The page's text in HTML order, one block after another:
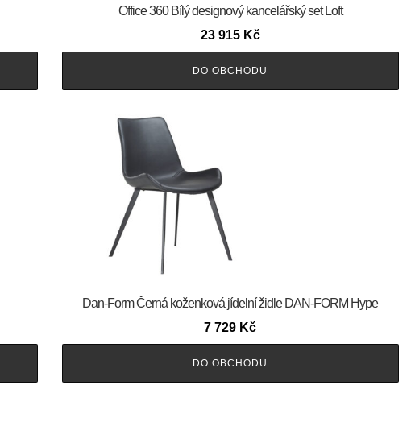
Office 360 Bílý designový kancelářský set Loft
23 915 Kč
DO OBCHODU
​​​​​Dan-Form Černá koženková jídelní židle DAN-FORM Hype
7 729 Kč
DO OBCHODU